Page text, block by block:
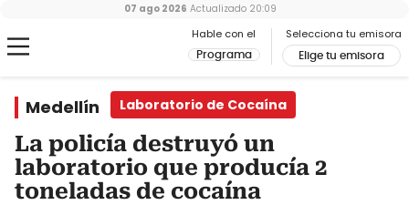
Hable con el
Programa
Selecciona tu emisora
Elige tu emisora
07 ago 2026 Actualizado 20:09
Medellín Laboratorio de Cocaína
La policía destruyó un
laboratorio que producía 2
toneladas de cocaína